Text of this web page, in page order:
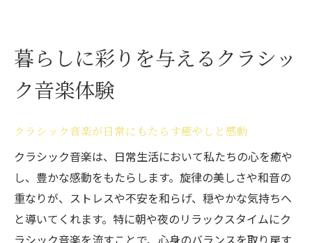
暮らしに彩りを与えるクラシッ
ク音楽体験
クラシック音楽が日常にもたらす癒やしと感動
クラシック音楽は、日常生活において私たちの心を癒や
し、豊かな感動をもたらします。旋律の美しさや和音の
重なりが、ストレスや不安を和らげ、穏やかな気持ちへ
と導いてくれます。特に朝や夜のリラックスタイムにク
ラシック音楽を流すことで、心身のバランスを取り戻す